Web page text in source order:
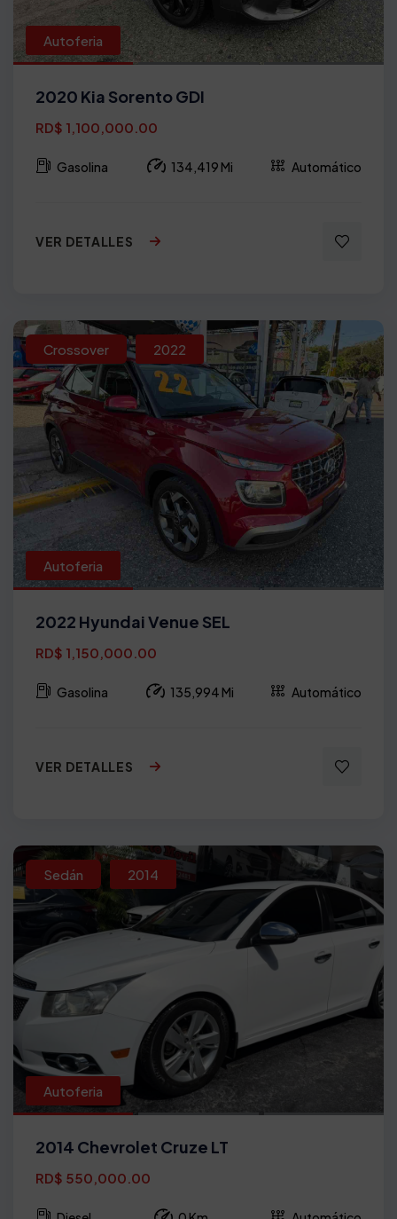
Autoferia
2020 Kia Sorento GDI
RD$ 1,100,000.00
Gasolina 134,419 Mi Automático
VER DETALLES
Crossover 2022
Autoferia
2022 Hyundai Venue SEL
RD$ 1,150,000.00
Gasolina 135,994 Mi Automático
VER DETALLES
Sedán 2014
Autoferia
2014 Chevrolet Cruze LT
RD$ 550,000.00